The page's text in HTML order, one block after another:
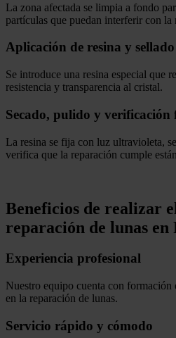
La zona afectada se limpia a fondo
partículas que puedan interferir con la
Aplicación de resina y sellado
Se introduce una resina especial que
resistencia y transparencia al cristal.
Secado, pulido y verificación
La resina se fija con luz ultravioleta,
verifica que la reparación cumple
Beneficios de realizar
reparación de lunas en
Experiencia profesional
Nuestro equipo cuenta con formación
en la reparación de lunas.
Servicio rápido y cómodo